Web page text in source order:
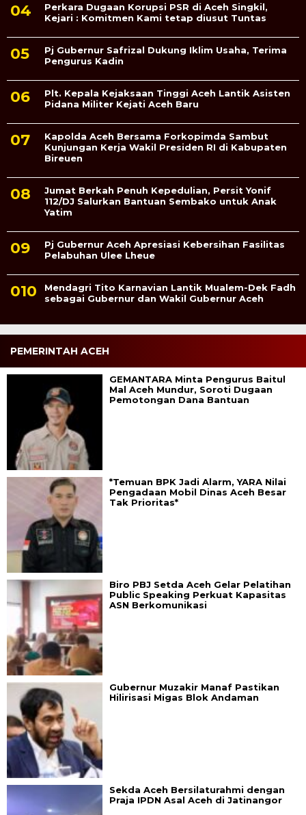
Perkara Dugaan Korupsi PSR di Aceh Singkil,
Kejari : Komitmen Kami tetap diusut Tuntas
Pj Gubernur Safrizal Dukung Iklim Usaha, Terima
Pengurus Kadin
Plt. Kepala Kejaksaan Tinggi Aceh Lantik Asisten
Pidana Militer Kejati Aceh Baru
Kapolda Aceh Bersama Forkopimda Sambut
Kunjungan Kerja Wakil Presiden RI di Kabupaten
Bireuen
Jumat Berkah Penuh Kepedulian, Persit Yonif
112/DJ Salurkan Bantuan Sembako untuk Anak
Yatim
Pj Gubernur Aceh Apresiasi Kebersihan Fasilitas
Pelabuhan Ulee Lheue
Mendagri Tito Karnavian Lantik Mualem-Dek Fadh
sebagai Gubernur dan Wakil Gubernur Aceh
PEMERINTAH ACEH
GEMANTARA Minta Pengurus Baitul
Mal Aceh Mundur, Soroti Dugaan
Pemotongan Dana Bantuan
*Temuan BPK Jadi Alarm, YARA Nilai
Pengadaan Mobil Dinas Aceh Besar
Tak Prioritas*
Biro PBJ Setda Aceh Gelar Pelatihan
Public Speaking Perkuat Kapasitas
ASN Berkomunikasi
Gubernur Muzakir Manaf Pastikan
Hilirisasi Migas Blok Andaman
Sekda Aceh Bersilaturahmi dengan
Praja IPDN Asal Aceh di Jatinangor